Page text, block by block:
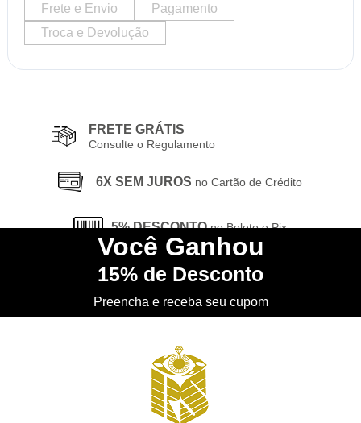
Frete e Envio
Pagamento
Troca e Devolução
FRETE GRÁTIS
Consulte o Regulamento
6X SEM JUROS no Cartão de Crédito
5% DESCONTO no Boleto e Pix
CONHEÇA nossa Loja Física
Você Ganhou
15% de Desconto
Preencha e receba seu cupom